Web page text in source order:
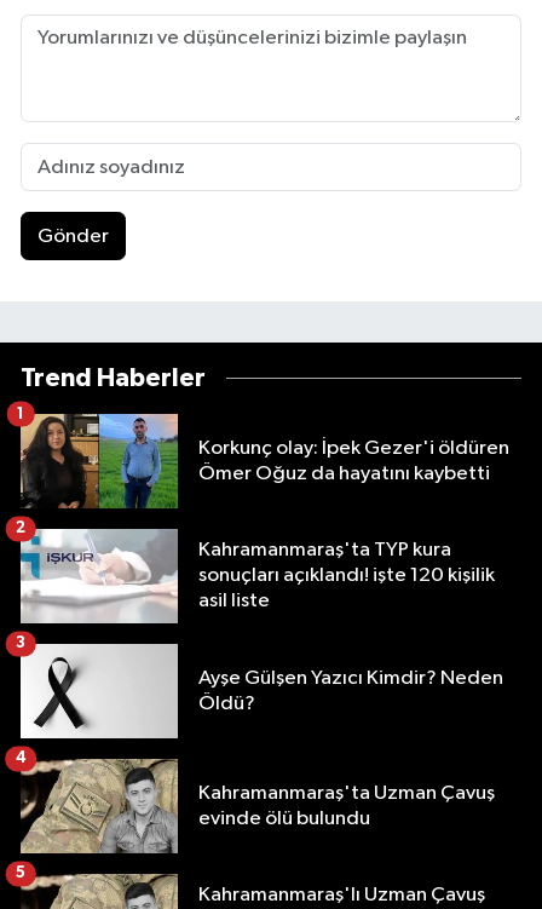
Gönder
Trend Haberler
Korkunç olay: İpek Gezer'i öldüren
Ömer Oğuz da hayatını kaybetti
1
Kahramanmaraş'ta TYP kura
sonuçları açıklandı! işte 120 kişilik
asil liste
2
Ayşe Gülşen Yazıcı Kimdir? Neden
Öldü?
3
Kahramanmaraş'ta Uzman Çavuş
evinde ölü bulundu
4
Kahramanmaraş'lı Uzman Çavuş
5